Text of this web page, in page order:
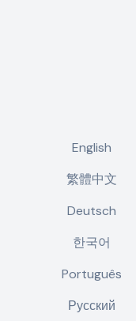
English
繁體中文
Deutsch
한국어
Português
Русский